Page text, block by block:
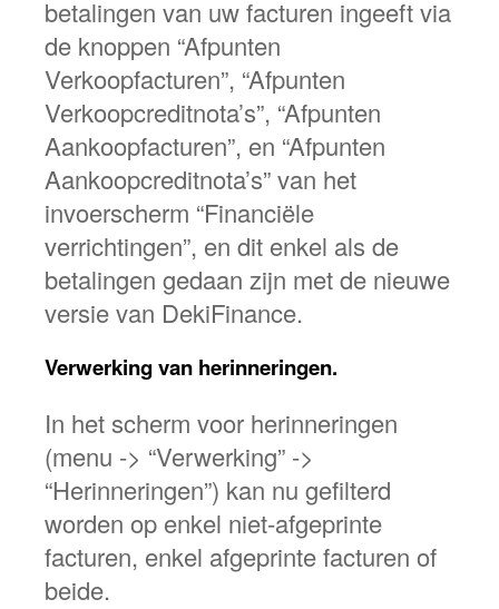
betalingen van uw facturen ingeeft via
de knoppen “Afpunten
Verkoopfacturen”, “Afpunten
Verkoopcreditnota’s”, “Afpunten
Aankoopfacturen”, en “Afpunten
Aankoopcreditnota’s” van het
invoerscherm “Financiële
verrichtingen”, en dit enkel als de
betalingen gedaan zijn met de nieuwe
versie van DekiFinance.
Verwerking van herinneringen.
In het scherm voor herinneringen
(menu -> “Verwerking” ->
“Herinneringen”) kan nu gefilterd
worden op enkel niet-afgeprinte
facturen, enkel afgeprinte facturen of
beide.